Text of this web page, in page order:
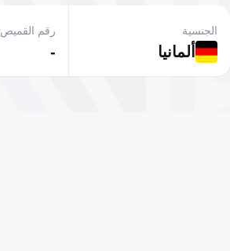
ألمانيا
الجنسية
-
رقم القميص